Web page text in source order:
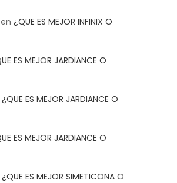
en ¿QUE ES MEJOR INFINIX O
ES MEJOR JARDIANCE O
¿QUE ES MEJOR JARDIANCE O
ES MEJOR JARDIANCE O
¿QUE ES MEJOR SIMETICONA O